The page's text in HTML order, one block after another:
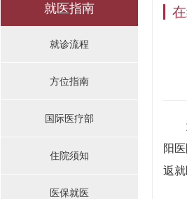
就医指南
就诊流程
方位指南
国际医疗部
住院须知
医保就医
为
阳
返